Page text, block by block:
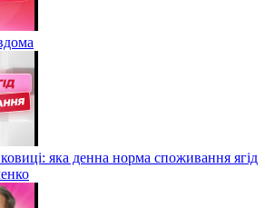
яка денна норма споживання ягід